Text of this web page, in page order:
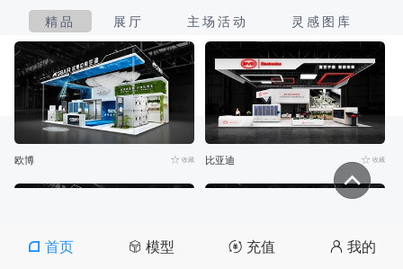
精品 展厅 主场活动 灵感图库
欧博 收藏 比亚迪 收藏
首页 模型 充值 我的